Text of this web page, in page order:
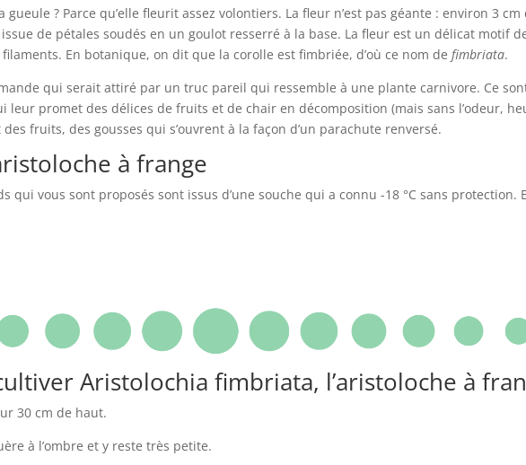
? Parce qu’elle fleurit assez volontiers. La fleur n’est pas géante : environ 3
de pétales soudés en un goulot resserré à la base. La fleur est un délicat motif
En botanique, on dit que la corolle est fimbriée, d’où ce nom defimbriata.
qui serait attiré par un truc pareil qui ressemble à une plante carnivore. Ce
promet des délices de fruits et de chair en décomposition (mais sans l’odeur,
fruits, des gousses qui s’ouvrent à la façon d’un parachute renversé.
à frange
qui vous sont proposés sont issus d’une souche qui a connu -18 °C sans
Aristolochia fimbriata, l’aristoloche à
30 cm de haut.
à l’ombre et y reste très petite.